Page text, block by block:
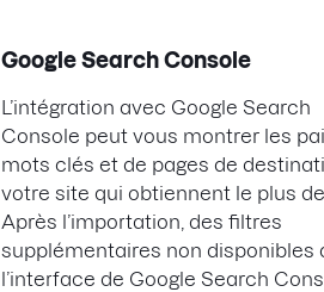
Google Search Console
L’intégration avec Google Search
Console peut vous montrer les
mots clés et de pages de
votre site qui obtiennent le plus
Après l’importation, des filtres
supplémentaires non disponibles
l’interface de Google Search